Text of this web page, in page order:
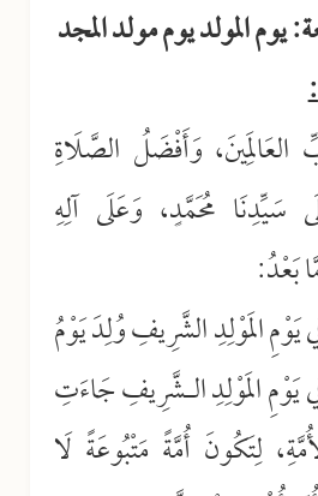
العَالَمِينَ، وَأَفْضَلُ الصَّلَاةِ
سَيِّدِنَا مُحَمَّدٍ، وَعَلَى آلِهِ
بَعْدُ:
يَوْمِ المَوْلِدِ الشَّرِيفِ وُلِدَ يَوْمُ
يَوْمِ المَوْلِدِ الـشَّرِيفِ جَاءَتِ
لِتَكُونَ أُمَّةً مَتْبُوعَةً لَا